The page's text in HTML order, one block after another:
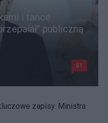
i tańce
publiczną
61
zapisy. Ministra